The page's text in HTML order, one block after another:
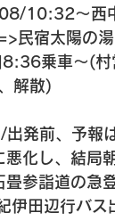
10:32〜西中
民宿太陽の
乗車〜(村
解散)
出発前、予報
悪化し、結局
畳参詣道の急
伊田辺行バス